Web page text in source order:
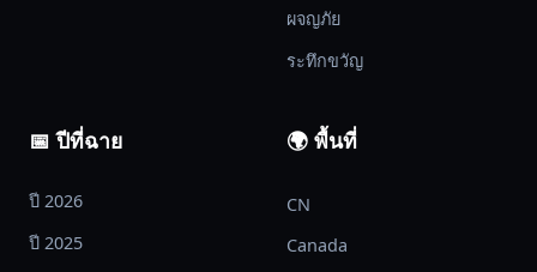
ผจญภัย
ระทึกขวัญ
📅 ปีที่ฉาย
ปี 2026
ปี 2025
🌍 พื้นที่
CN
Canada